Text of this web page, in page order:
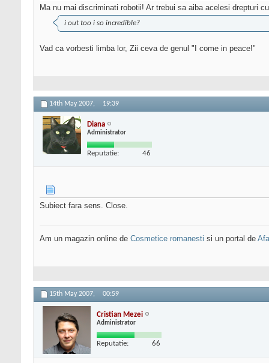
Ma nu mai discriminati robotii! Ar trebui sa aiba acelesi drepturi
i out too i so incredible?
Vad ca vorbesti limba lor, Zii ceva de genul "I come in peace!"
14th May 2007, 19:39
Diana
Administrator
Reputatie: 46
Subiect fara sens. Close.
Am un magazin online de Cosmetice romanesti si un portal de
15th May 2007, 00:59
Cristian Mezei
Administrator
Reputatie: 66